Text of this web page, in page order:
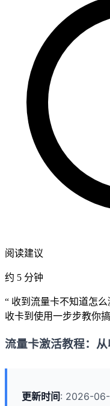
阅读建议
约 5 分钟
“ 收到流量卡不知道怎
收卡到使用一步步教你
流量卡激活教程：
更新时间: 2026-